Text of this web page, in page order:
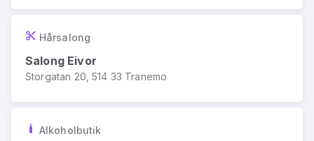
Hårsalong
Salong Eivor
Storgatan 20, 514 33 Tranemo
Alkoholbutik